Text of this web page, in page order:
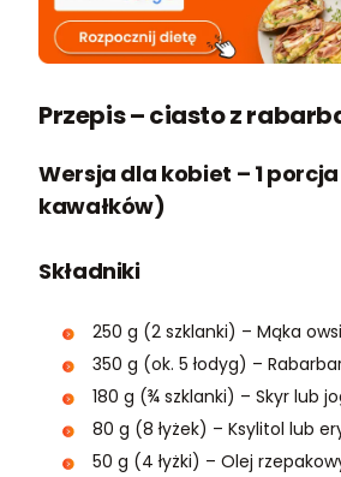
Przepis – ciasto z
Wersja dla kobiet – 1 porcja
kawałków)
Składniki
250 g (2 szklanki) – Mąka
350 g (ok. 5 łodyg) –
180 g (¾ szklanki) – Skyr lub
80 g (8 łyżek) – Ksylitol lub
50 g (4 łyżki) – Olej